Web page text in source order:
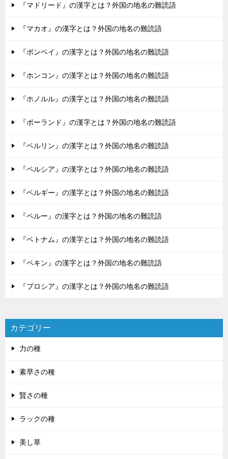
『マドリード』の漢字とは？外国の地名の難読語
『マカオ』の漢字とは？外国の地名の難読語
『ボンベイ』の漢字とは？外国の地名の難読語
『ホンコン』の漢字とは？外国の地名の難読語
『ホノルル』の漢字とは？外国の地名の難読語
『ポーランド』の漢字とは？外国の地名の難読語
『ベルリン』の漢字とは？外国の地名の難読語
『ペルシア』の漢字とは？外国の地名の難読語
『ベルギー』の漢字とは？外国の地名の難読語
『ペルー』の漢字とは？外国の地名の難読語
『ベトナム』の漢字とは？外国の地名の難読語
『ペキン』の漢字とは？外国の地名の難読語
『プロシア』の漢字とは？外国の地名の難読語
カテゴリー
力の種
素早さの種
賢さの種
ラックの種
美し草